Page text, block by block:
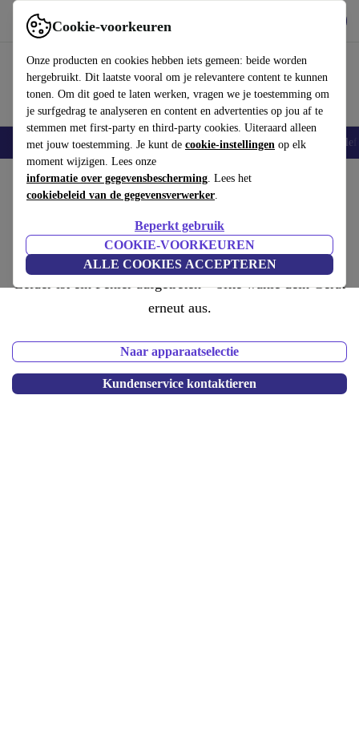
Cookie-voorkeuren
Onze producten en cookies hebben iets gemeen: beide worden
hergebruikt. Dit laatste vooral om je relevantere content te kunnen
tonen. Om dit goed te laten werken, vragen we je toestemming om
je surfgedrag te analyseren en content en advertenties op jou af te
stemmen met first-party en third-party cookies. Uiteraard alleen
met jouw toestemming. Je kunt de cookie-instellingen op elk
moment wijzigen. Lees onze
informatie over gegevensbescherming. Lees het
cookiebeleid van de gegevensverwerker.
Beperkt gebruik
COOKIE-VOORKEUREN
ALLE COOKIES ACCEPTEREN
Gebruik refurbed snel en eenvoudig
Smartphones Laptops Tablets Smartwatches Accessoires
Leider ist ein Fehler aufgetreten – bitte wähle dein Gerät
erneut aus.
Naar apparaatselectie
Kundenservice kontaktieren